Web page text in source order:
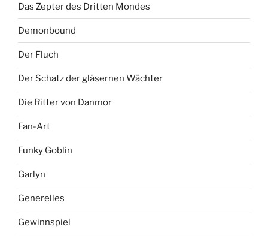
Das Zepter des Dritten Mondes
Demonbound
Der Fluch
Der Schatz der gläsernen Wächter
Die Ritter von Danmor
Fan-Art
Funky Goblin
Garlyn
Generelles
Gewinnspiel